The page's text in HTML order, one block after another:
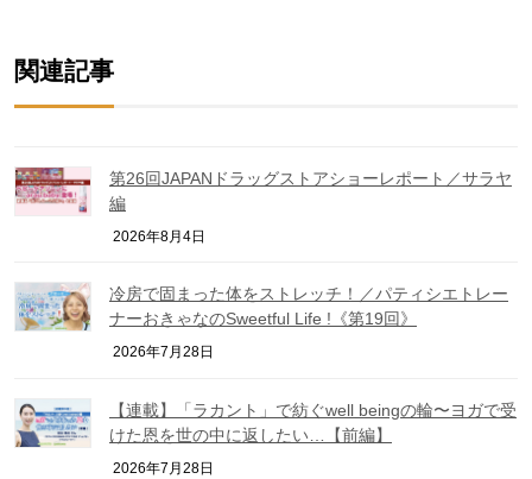
関連記事
第26回JAPANドラッグストアショーレポート／サラヤ
編
2026年8月4日
冷房で固まった体をストレッチ！／パティシエトレー
ナーおきゃなのSweetful Life !《第19回》
2026年7月28日
【連載】「ラカント」で紡ぐwell beingの輪〜ヨガで受
けた恩を世の中に返したい…【前編】
2026年7月28日